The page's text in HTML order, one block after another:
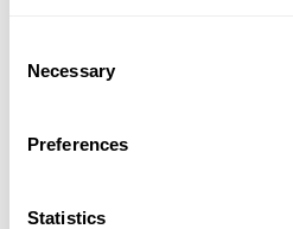
Selection
Necessary
Preferences
Statistics
Specifikationer